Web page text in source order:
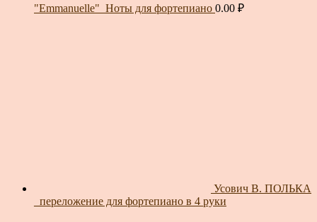
"Emmanuelle"_Ноты для фортепиано 0.00 ₽
Усович В. ПОЛЬКА
_переложение для фортепиано в 4 руки